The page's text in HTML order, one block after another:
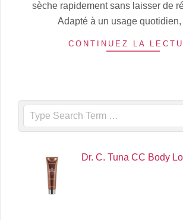
sèche rapidement sans laisser de
Adapté à un usage quotidien,
CONTINUEZ LA
Search
Dr. C. Tuna CC Body